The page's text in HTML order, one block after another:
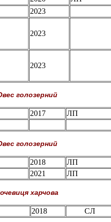
2023
2023
2023
голозерний
2017 ЛП
голозерний
2018
ЛП
2021 ЛП
2018 СЛ